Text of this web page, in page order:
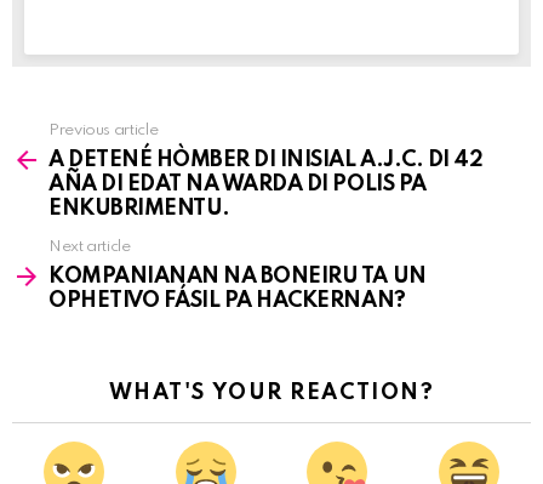
more
Previous article
A DETENÉ HÒMBER DI INISIAL A.J.C. DI 42
AÑA DI EDAT NA WARDA DI POLIS PA
ENKUBRIMENTU.
Next article
KOMPANIANAN NA BONEIRU TA UN
OPHETIVO FÁSIL PA HACKERNAN?
WHAT'S YOUR REACTION?